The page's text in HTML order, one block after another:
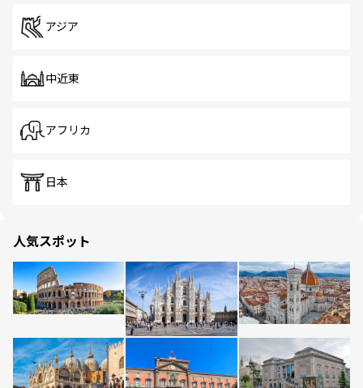
アジア
中近東
アフリカ
日本
人気スポット